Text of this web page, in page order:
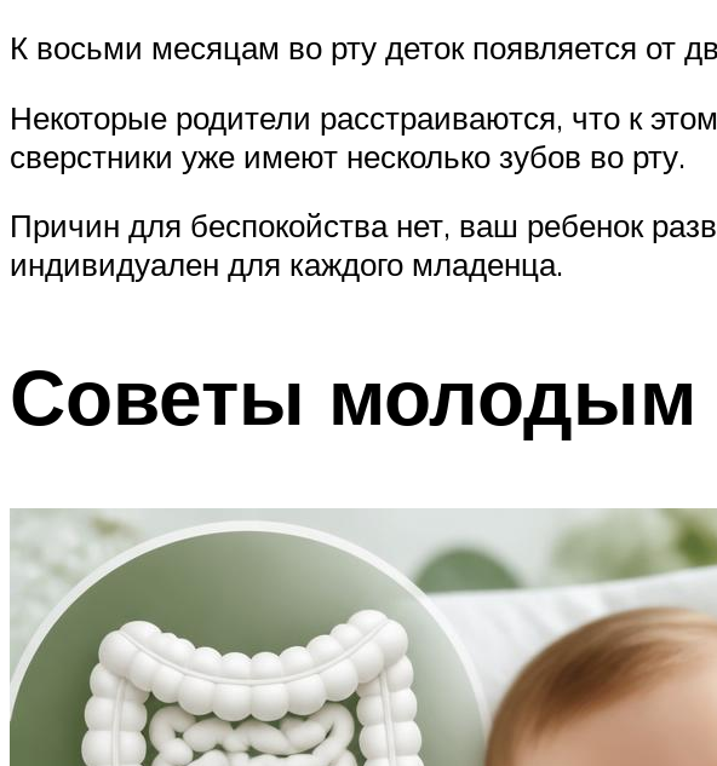
К восьми месяцам во рту деток появляется от
Некоторые родители расстраиваются, что к
сверстники уже имеют несколько зубов во рту.
Причин для беспокойства нет, ваш ребенок
индивидуален для каждого младенца.
Советы